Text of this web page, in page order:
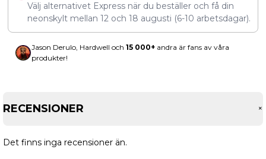
Välj alternativet Express när du beställer och få din
neonskylt mellan 12 och 18 augusti (6-10 arbetsdagar).
Jason Derulo, Hardwell och 15 000+ andra är fans av våra
produkter!
RECENSIONER +
Det finns inga recensioner än.